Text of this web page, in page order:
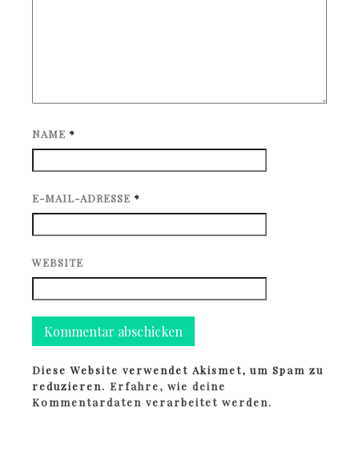
NAME *
E-MAIL-ADRESSE *
WEBSITE
Diese Website verwendet Akismet, um Spam zu
reduzieren.Erfahre, wie deine
Kommentardaten verarbeitet werden.